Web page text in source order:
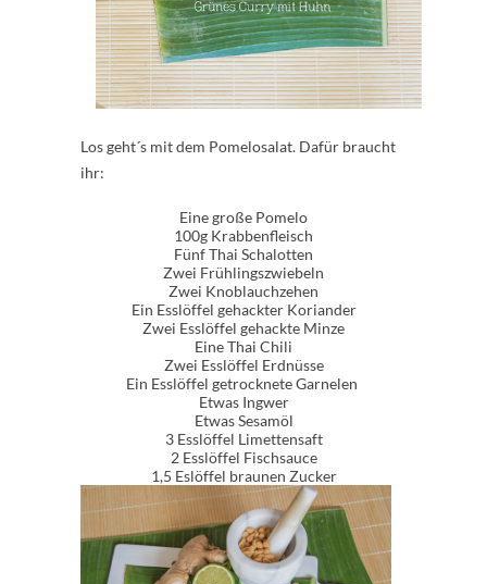
Los geht´s mit dem Pomelosalat. Dafür braucht
ihr:
Eine große Pomelo
100g Krabbenfleisch
Fünf Thai Schalotten
Zwei Frühlingszwiebeln
Zwei Knoblauchzehen
Ein Esslöffel gehackter Koriander
Zwei Esslöffel gehackte Minze
Eine Thai Chili
Zwei Esslöffel Erdnüsse
Ein Esslöffel getrocknete Garnelen
Etwas Ingwer
Etwas Sesamöl
3 Esslöffel Limettensaft
2 Esslöffel Fischsauce
1,5 Eslöffel braunen Zucker